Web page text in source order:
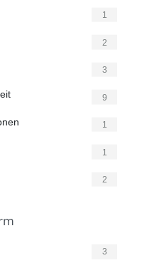
1
2
3
9
1
1
2
3